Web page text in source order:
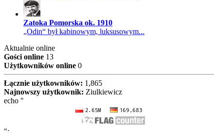
Zatoka Pomorska ok. 1910
„Odin“ był kabinowym, luksusowym...
Aktualnie online
Gości online 13
Użytkowników online 0
Łącznie użytkowników: 1,865
Najnowszy użytkownik: Ziulkiewicz
echo "